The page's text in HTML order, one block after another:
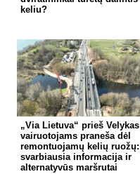
keliu?
„Via Lietuva“ prieš Velykas
vairuotojams praneša dėl
remontuojamų kelių ruožų:
svarbiausia informacija ir
alternatyvūs maršrutai